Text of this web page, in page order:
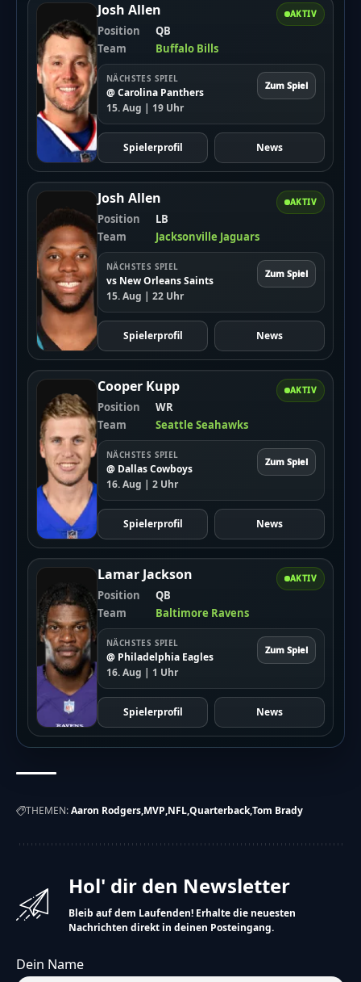
AKTIV
Josh Allen
Position
QB
Team
Buffalo Bills
NÄCHSTES SPIEL
@ Carolina Panthers
15. Aug | 19 Uhr
Zum Spiel
Spielerprofil News
AKTIV
Josh Allen
Position
LB
Team
Jacksonville Jaguars
NÄCHSTES SPIEL
vs New Orleans Saints
15. Aug | 22 Uhr
Zum Spiel
Spielerprofil News
AKTIV
Cooper Kupp
Position
WR
Team
Seattle Seahawks
NÄCHSTES SPIEL
@ Dallas Cowboys
16. Aug | 2 Uhr
Zum Spiel
Spielerprofil News
AKTIV
Lamar Jackson
Position
QB
Team
Baltimore Ravens
NÄCHSTES SPIEL
@ Philadelphia Eagles
16. Aug | 1 Uhr
Zum Spiel
Spielerprofil News
THEMEN:Aaron Rodgers MVP NFLQuarterbackTom Brady
Hol' dir den Newsletter
Bleib auf dem Laufenden! Erhalte die neuesten
Nachrichten direkt in deinen Posteingang.
Dein Name